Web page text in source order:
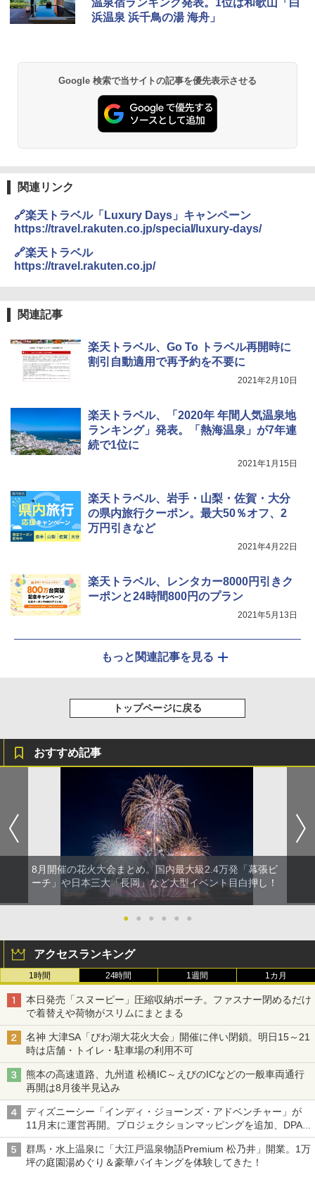
レーム テント
026リニューアル 急速冷凍 空間倍増 衛生的
コンパクト 保冷力長持ち
￥2,980
￥6,459
ポインターライト 強力 小型 緑色/赤色/青紫色
電動エアーポンプ SUP用 20PSI 電動ポンプ
￥7,299
温泉宿ランキング発表。1位は和歌山「白
浜温泉 浜千鳥の湯 海舟」
Google 検索で当サイトの記事を優先表示させる
関連リンク
🔗楽天トラベル「Luxury Days」キャンペーン
https://travel.rakuten.co.jp/special/luxury-days/
🔗楽天トラベル
https://travel.rakuten.co.jp/
関連記事
楽天トラベル、Go To トラベル再開時に
割引自動適用で再予約を不要に
2021年2月10日
楽天トラベル、「2020年 年間人気温泉地
ランキング」発表。「熱海温泉」が7年連
続で1位に
2021年1月15日
楽天トラベル、岩手・山梨・佐賀・大分
の県内旅行クーポン。最大50％オフ、2
万円引きなど
2021年4月22日
楽天トラベル、レンタカー8000円引きク
ーポンと24時間800円のプラン
2021年5月13日
もっと関連記事を見る
トップページに戻る
おすすめ記事
8月開催の花火大会まとめ。国内最大級2.4万発「幕張ビ
ーチ」や日本三大「長岡」など大型イベント目白押し！
● ● ● ● ● ●
アクセスランキング
1時間 24時間 1週間 1カ月
本日発売「スヌーピー」圧縮収納ポーチ。ファスナー閉めるだけ
で着替えや荷物がスリムにまとまる
名神 大津SA「びわ湖大花火大会」開催に伴い閉鎖。明日15～21
時は店舗・トイレ・駐車場の利用不可
熊本の高速道路、九州道 松橋IC～えびのICなどの一般車両通行
再開は8月後半見込み
ディズニーシー「インディ・ジョーンズ・アドベンチャー」が
11月末に運営再開。プロジェクションマッピングを追加、DPA
は1500円
群馬・水上温泉に「大江戸温泉物語Premium 松乃井」開業。1万
坪の庭園湯めぐり＆豪華バイキングを体験してきた！